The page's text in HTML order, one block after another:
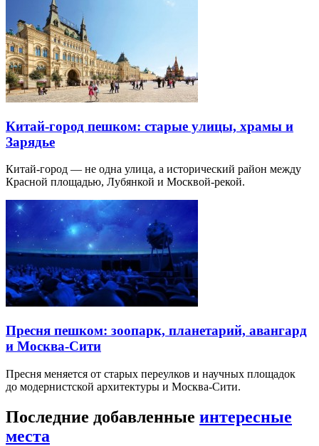
Китай-город пешком: старые улицы, храмы и
Зарядье
Китай-город — не одна улица, а исторический район между
Красной площадью, Лубянкой и Москвой-рекой.
Пресня пешком: зоопарк, планетарий, авангард
и Москва-Сити
Пресня меняется от старых переулков и научных площадок
до модернистской архитектуры и Москва-Сити.
Последние добавленные интересные
места